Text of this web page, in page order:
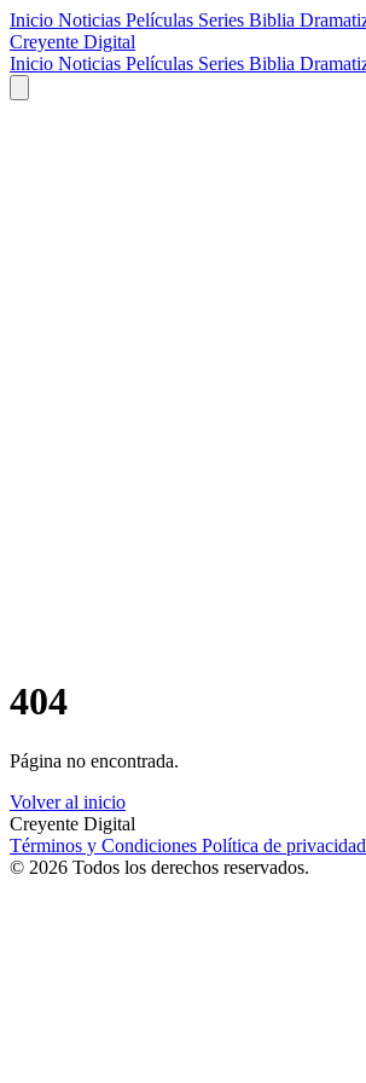
Inicio Noticias Películas Series Biblia
Creyente Digital
Inicio Noticias Películas Series Biblia
404
Página no encontrada.
Volver al inicio
Creyente Digital
Términos y Condiciones Política de privacidad
© 2026 Todos los derechos reservados.